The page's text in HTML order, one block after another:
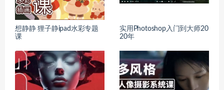
想静静 狸子静ipad水彩专题
课
实用Photoshop入门到大师20
20年